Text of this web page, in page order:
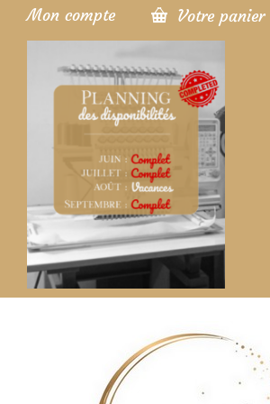
Mon compte Votre panier